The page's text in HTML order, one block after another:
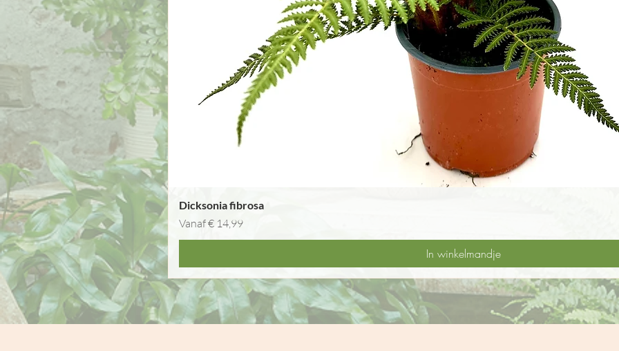
Dicksonia fibrosa
Vanaf€ 14,99
Verkoopprijs
In winkelmandje